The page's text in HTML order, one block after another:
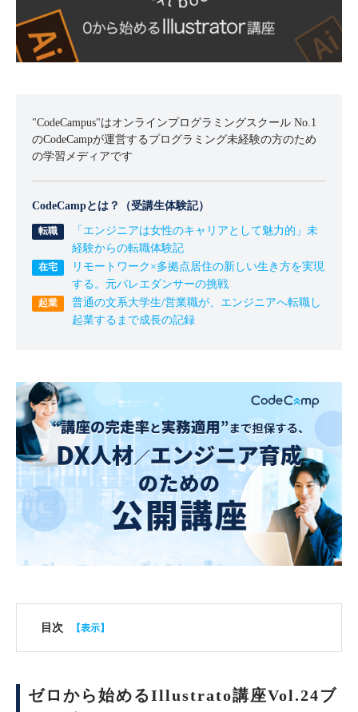
"CodeCampus"はオンラインプログラミングスクール No.1
のCodeCampが運営するプログラミング未経験の方のため
の学習メディアです
CodeCampとは？（受講生体験記）
「エンジニアは女性のキャリアとして魅力的」未
経験からの転職体験記
リモートワーク×多拠点居住の新しい生き方を実現
する。元バレエダンサーの挑戦
普通の文系大学生/営業職が、エンジニアへ転職し
起業するまで成長の記録
目次
ゼロから始めるIllustrato講座Vol.24ブ